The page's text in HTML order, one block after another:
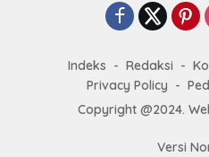
Indeks Redaksi
Privacy Policy
Copyright @2024.
Versi